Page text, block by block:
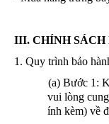
III. CHÍNH SÁCH
1. Quy trình bảo
(a) Bước 1:
vui lòng
ính kèm) về